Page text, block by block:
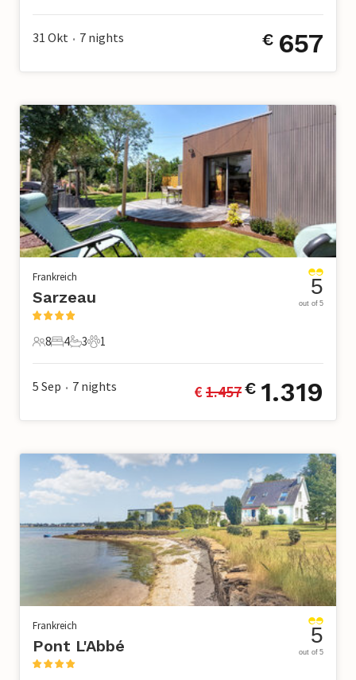
31 Okt • 7 nights € 657
Frankreich
Sarzeau
8 Gäste
8
4 Schlafzimmer
4
3 Badezimmer
3
1 Haustier
1
5
out of 5
5 Sep • 7 nights € 1.457€ 1.319
Frankreich
Pont L'Abbé 5
out of 5